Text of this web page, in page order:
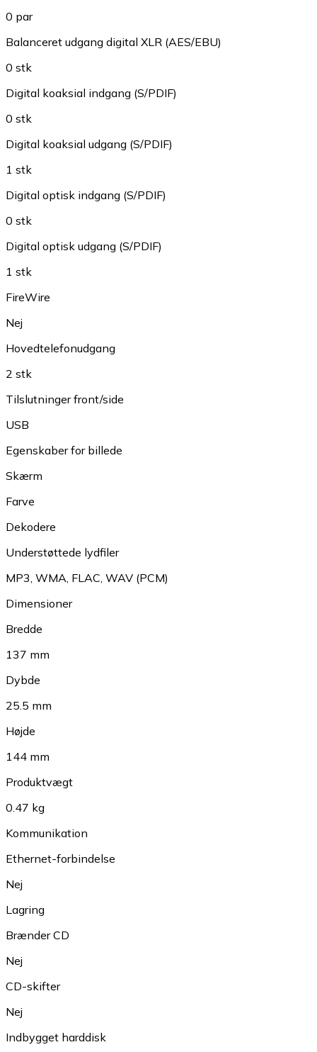
0 par
Balanceret udgang digital XLR (AES/EBU)
0 stk
Digital koaksial indgang (S/PDIF)
0 stk
Digital koaksial udgang (S/PDIF)
1 stk
Digital optisk indgang (S/PDIF)
0 stk
Digital optisk udgang (S/PDIF)
1 stk
FireWire
Nej
Hovedtelefonudgang
2 stk
Tilslutninger front/side
USB
Egenskaber for billede
Skærm
Farve
Dekodere
Understøttede lydfiler
MP3 WMA FLAC WAV (PCM)
Dimensioner
Bredde
137 mm
Dybde
25.5 mm
Højde
144 mm
Produktvægt
0.47 kg
Kommunikation
Ethernet-forbindelse
Nej
Lagring
Brænder CD
Nej
CD-skifter
Nej
Indbygget harddisk